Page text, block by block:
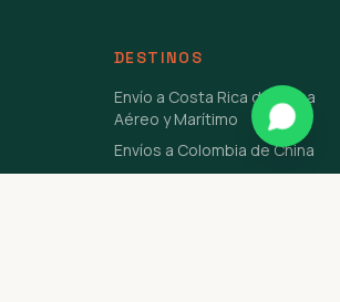
DESTINOS
Envío a Costa Rica de China
Aéreo y Marítimo
Envíos a Colombia de China